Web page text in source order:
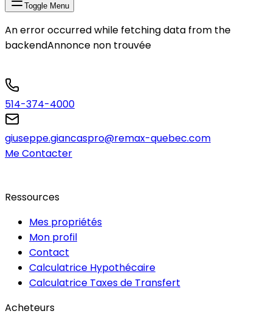
Toggle Menu
An error occurred while fetching data from the
backendAnnonce non trouvée
514-374-4000
giuseppe.giancaspro@remax-quebec.com
Me Contacter
Ressources
Mes propriétés
Mon profil
Contact
Calculatrice Hypothécaire
Calculatrice Taxes de Transfert
Acheteurs